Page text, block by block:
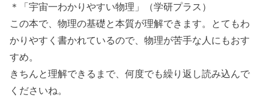
＊「宇宙一わかりやすい物理」（学研プラス）
この本で、物理の基礎と本質が理解できます。とてもわ
かりやすく書かれているので、物理が苦手な人にもおす
すめ。
きちんと理解できるまで、何度でも繰り返し読み込んで
くださいね。